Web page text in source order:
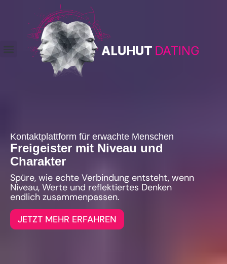
Kontaktplattform für erwachte Menschen
Freigeister mit Niveau und
Charakter
Spüre, wie echte Verbindung entsteht, wenn
Niveau, Werte und reflektiertes Denken
endlich zusammenpassen.
JETZT MEHR ERFAHREN